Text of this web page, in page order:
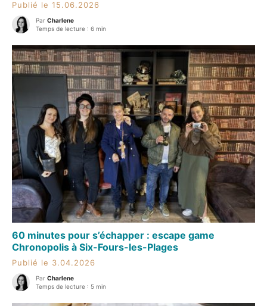
Publié le 15.06.2026
Par Charlene
Temps de lecture : 6 min
60 minutes pour s’échapper : escape game
Chronopolis à Six-Fours-les-Plages
Publié le 3.04.2026
Par Charlene
Temps de lecture : 5 min